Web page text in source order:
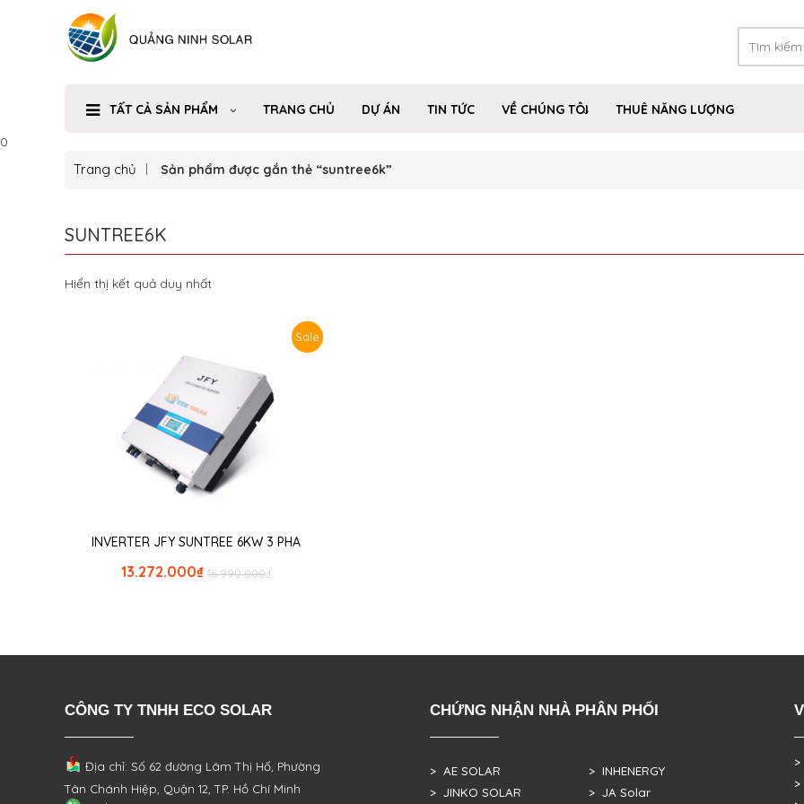
TẤT CẢ SẢN PHẨM TRANG CHỦ DỰ ÁN TIN TỨC VỀ CHÚNG TÔI
THUÊ NĂNG LƯỢNG
0
Trang chủ Sản phẩm được gắn thẻ “suntree6k”
SUNTREE6K
Hiển thị kết quả duy nhất
Sale
INVERTER JFY SUNTREE 6KW 3 PHA
₫
16.990.000
₫
13.272.000
CÔNG TY TNHH ECO SOLAR
Địa chỉ: Số 62 đường Lâm Thị Hố, Phường
Tân Chánh Hiệp, Quận 12, TP. Hồ Chí Minh
CHỨNG NHẬN NHÀ PHÂN PHỐI
> AE SOLAR
> JINKO SOLAR
> INHENERGY
> JA Solar
>